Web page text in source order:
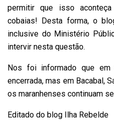
permitir que isso
cobaias! Desta forma, o
inclusive do Ministério
intervir nesta questão.
Nos foi informado que em
encerrada, mas em Bacabal,
os maranhenses continuam
Editado do blog Ilha Rebelde